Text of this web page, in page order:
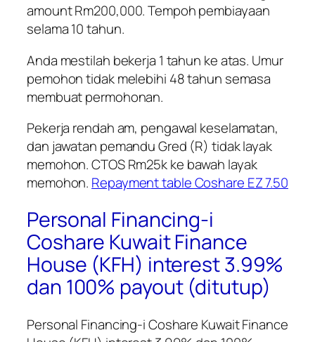
amount Rm200,000. Tempoh pembiayaan
selama 10 tahun.
Anda mestilah bekerja 1 tahun ke atas. Umur
pemohon tidak melebihi 48 tahun semasa
membuat permohonan.
Pekerja rendah am, pengawal keselamatan,
dan jawatan pemandu Gred (R) tidak layak
memohon. CTOS Rm25k ke bawah layak
memohon. Repayment table Coshare EZ 7.50
Personal Financing-i
Coshare Kuwait Finance
House (KFH) interest 3.99%
dan 100% payout (ditutup)
Personal Financing-i Coshare Kuwait Finance